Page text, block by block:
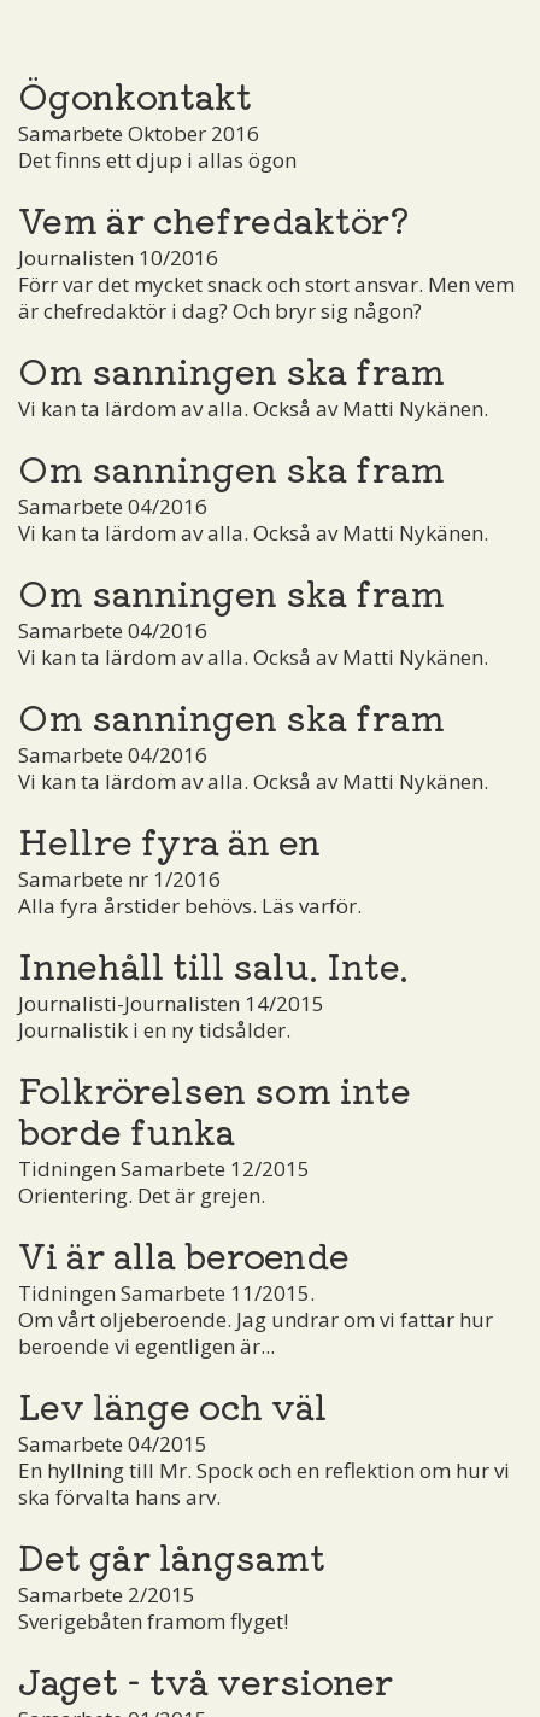
Ögonkontakt
Samarbete Oktober 2016
Det finns ett djup i allas ögon
Vem är chefredaktör?
Journalisten 10/2016
Förr var det mycket snack och stort ansvar. Men vem
är chefredaktör i dag? Och bryr sig någon?
Om sanningen ska fram
Vi kan ta lärdom av alla. Också av Matti Nykänen.
Om sanningen ska fram
Samarbete 04/2016
Vi kan ta lärdom av alla. Också av Matti Nykänen.
Om sanningen ska fram
Samarbete 04/2016
Vi kan ta lärdom av alla. Också av Matti Nykänen.
Om sanningen ska fram
Samarbete 04/2016
Vi kan ta lärdom av alla. Också av Matti Nykänen.
Hellre fyra än en
Samarbete nr 1/2016
Alla fyra årstider behövs. Läs varför.
Innehåll till salu. Inte.
Journalisti-Journalisten 14/2015
Journalistik i en ny tidsålder.
Folkrörelsen som inte
borde funka
Tidningen Samarbete 12/2015
Orientering. Det är grejen.
Vi är alla beroende
Tidningen Samarbete 11/2015.
Om vårt oljeberoende. Jag undrar om vi fattar hur
beroende vi egentligen är...
Lev länge och väl
Samarbete 04/2015
En hyllning till Mr. Spock och en reflektion om hur vi
ska förvalta hans arv.
Det går långsamt
Samarbete 2/2015
Sverigebåten framom flyget!
Jaget - två versioner